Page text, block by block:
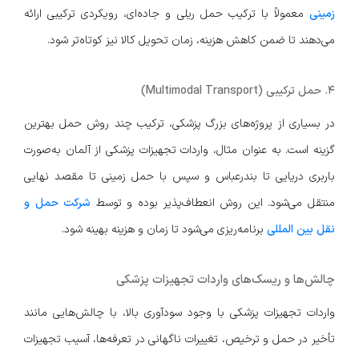
زمینی معمولاً با ترکیب حمل ریلی و جاده‌ای، رویکردی ترکیبی ارائه
می‌دهند تا ضمن کاهش هزینه، زمان تحویل کالا نیز کوتاه‌تر شود.
۴. حمل ترکیبی (Multimodal Transport)
در بسیاری از پروژه‌های بزرگ پزشکی، ترکیب چند روش حمل بهترین
گزینه است. به عنوان مثال، واردات تجهیزات پزشکی از آلمان به‌صورت
باربری دریایی تا بندرعباس و سپس با حمل زمینی تا مقصد نهایی
منتقل می‌شود. این روش انعطاف‌پذیر بوده و توسط شرکت حمل و
نقل بین المللی برنامه‌ریزی می‌شود تا زمان و هزینه بهینه شود.
چالش‌ها و ریسک‌های واردات تجهیزات پزشکی
واردات تجهیزات پزشکی با وجود سودآوری بالا، با چالش‌هایی مانند
تأخیر در حمل و ترخیص، تغییرات ناگهانی در تعرفه‌ها، آسیب تجهیزات